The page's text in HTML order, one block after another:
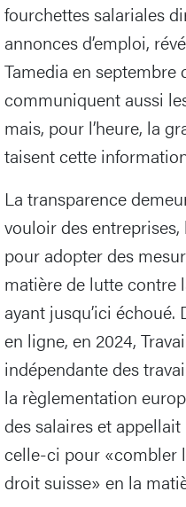
fourchettes salariales
annonces d’emploi,
Tamedia en septembre
communiquent aussi
mais, pour l’heure, la
taisent cette
La transparence
vouloir des
pour adopter des
matière de lutte contre
ayant jusqu’ici
en ligne, en 2024,
indépendante des
la règlementation
des salaires et appellait
celle-ci pour «combler
droit suisse» en la